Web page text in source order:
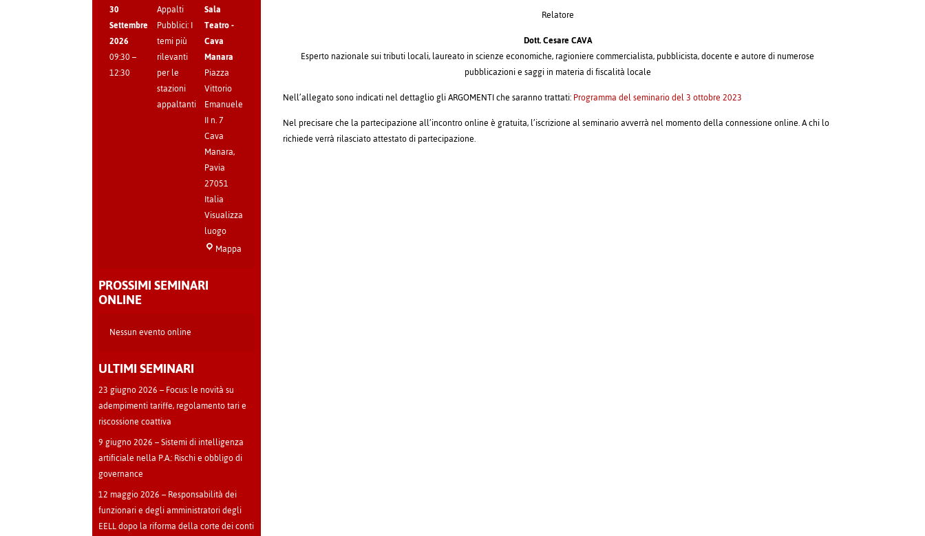
30
Settembre
2026
09:30–
12:30
Appalti
Pubblici: I
temi più
rilevanti
per le
stazioni
appaltanti
Sala
Teatro -
Cava
Manara
Piazza
Vittorio
Emanuele
II n. 7
Cava
Manara,
Pavia
27051
Italia
Visualizza
luogo
MappaSala
PROSSIMI SEMINARI
ONLINE
Nessun evento online
ULTIMI SEMINARI
23 giugno 2026 – Focus: le novità su
adempimenti tariffe, regolamento tari e
riscossione coattiva
9 giugno 2026 – Sistemi di intelligenza
artificiale nella P.A.: Rischi e obbligo di
governance
12 maggio 2026 – Responsabilità dei
funzionari e degli amministratori degli
EELL dopo la riforma della corte dei conti
Relatore
Dott. Cesare CAVA
Esperto nazionale sui tributi locali, laureato in scienze economiche, ragioniere commercialista, pubblicista, docente e autore di numerose
pubblicazioni e saggi in materia di fiscalità locale
Nell’allegato sono indicati nel dettaglio gli ARGOMENTI che saranno trattati:Programma del seminario del 3 ottobre 2023
Nel precisare che la partecipazione all’incontro online è gratuita, l’iscrizione al seminario avverrà nel momento della connessione online. A chi lo
richiede verrà rilasciato attestato di partecipazione.